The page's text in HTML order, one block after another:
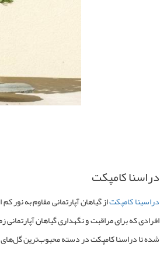
دراسنا کامپکت
دراسینا کامپکتازگیاهان آپارتمانی مقاوم به نور کم
افرادی که برای مراقبت و نگهداری گیاهان
شده تا دراسنا کامپکت در دسته محبوب‌ترین گل‌های